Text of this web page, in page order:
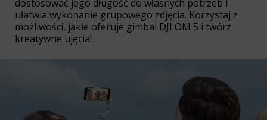
dostosować jego długość do własnych potrzeb i
ułatwia wykonanie grupowego zdjęcia. Korzystaj z
możliwości, jakie oferuje gimbal DJI OM 5 i twórz
kreatywne ujęcia!